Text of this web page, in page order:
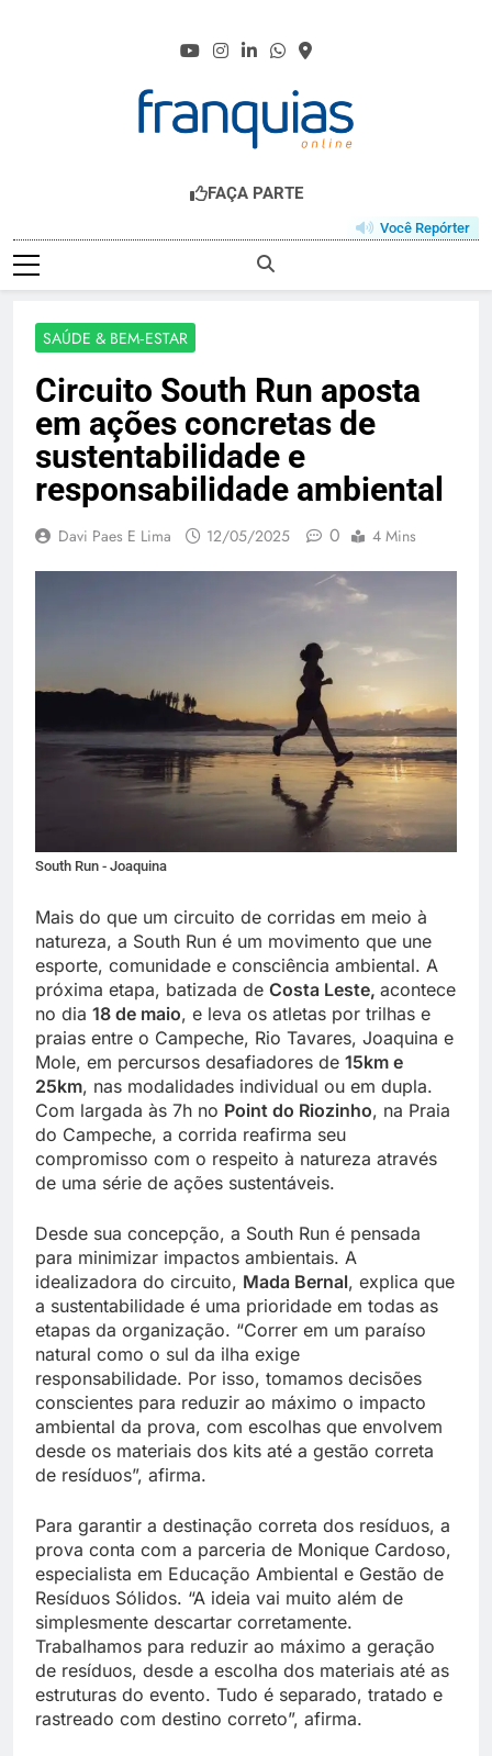
FAÇA PARTE
Você Repórter
SAÚDE & BEM‑ESTAR
Circuito South Run aposta
em ações concretas de
sustentabilidade e
responsabilidade ambiental
Davi Paes E Lima 12/05/2025 0 4 Mins
South Run - Joaquina
Mais do que um circuito de corridas em meio à
natureza, a South Run é um movimento que une
esporte, comunidade e consciência ambiental. A
próxima etapa, batizada de Costa Leste, acontece
no dia 18 de maio, e leva os atletas por trilhas e
praias entre o Campeche, Rio Tavares, Joaquina e
Mole, em percursos desafiadores de 15km e
25km, nas modalidades individual ou em dupla.
Com largada às 7h no Point do Riozinho, na Praia
do Campeche, a corrida reafirma seu
compromisso com o respeito à natureza através
de uma série de ações sustentáveis.
Desde sua concepção, a South Run é pensada
para minimizar impactos ambientais. A
idealizadora do circuito, Mada Bernal, explica que
a sustentabilidade é uma prioridade em todas as
etapas da organização. “Correr em um paraíso
natural como o sul da ilha exige
responsabilidade. Por isso, tomamos decisões
conscientes para reduzir ao máximo o impacto
ambiental da prova, com escolhas que envolvem
desde os materiais dos kits até a gestão correta
de resíduos”, afirma.
Para garantir a destinação correta dos resíduos, a
prova conta com a parceria de Monique Cardoso,
especialista em Educação Ambiental e Gestão de
Resíduos Sólidos. “A ideia vai muito além de
simplesmente descartar corretamente.
Trabalhamos para reduzir ao máximo a geração
de resíduos, desde a escolha dos materiais até as
estruturas do evento. Tudo é separado, tratado e
rastreado com destino correto”, afirma.